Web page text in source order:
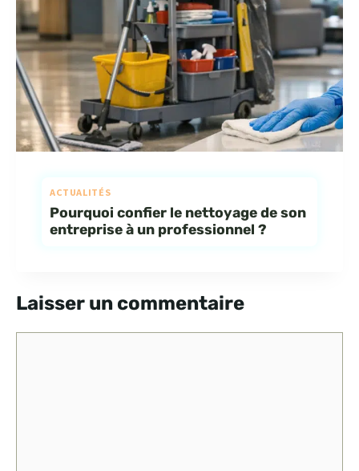
ACTUALITÉS
Pourquoi confier le nettoyage de son
entreprise à un professionnel ?
Laisser un commentaire